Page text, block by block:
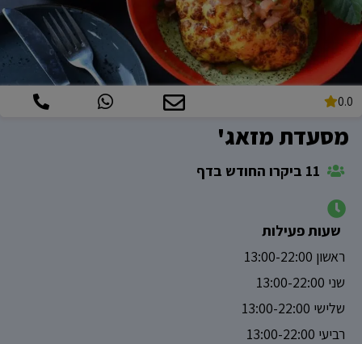
0.0
מסעדת מזאג'
שעות פעילות
ראשון 13:00-22:00
שני 13:00-22:00
שלישי 13:00-22:00
רביעי 13:00-22:00